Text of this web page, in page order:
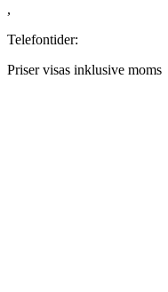
,
Telefontider:
Priser visas inklusive moms